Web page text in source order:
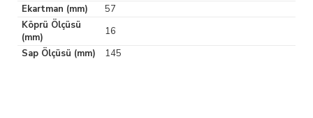
Ekartman (mm)
57
Köprü Ölçüsü
(mm)
16
Sap Ölçüsü (mm)
145